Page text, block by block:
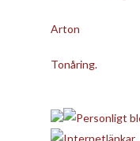
Arton
Tonåring.